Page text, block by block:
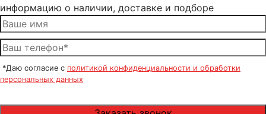
информацию о наличии, доставке и подборе
*Даю согласие с политикой конфиденциальности и обработки
персональных данных